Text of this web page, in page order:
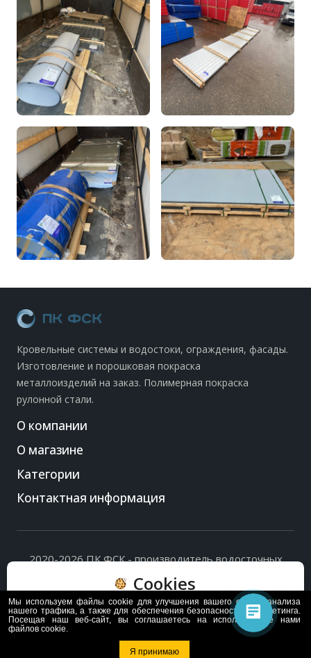
Кровельные системы и водостоки, ограждения, фасады.
Изготовление и порошковая покраска
металлоизделий на заказ. Полимерная покраска
рулонной стали.
О компании
О магазине
Категории
Контактная информация
2020-2026 ПК ФСК - производитель водосточных
Политика обработки персональных данных
на их обработку.
Cookies
Пользуясь сайтом, вы соглашаетесь с политикой
обработки и хранения данных Cookie
Согласен
Мы используем файлы cookie для улучшения вашего опыта, анализа
нашего трафика, а также для обеспечения безопасности и маркетинга.
Посещая наш веб-сайт, вы соглашаетесь на использование нами
файлов cookie.
Я принимаю